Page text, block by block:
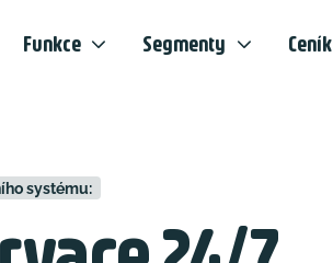
Funkce Segmenty Ceník
systému: